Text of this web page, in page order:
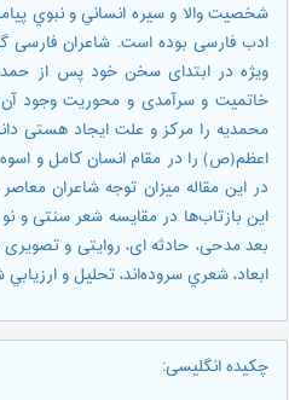
شخصيت والا و سيره‌ انساني و نبوي
ادب فارسی بوده است. شاعران فارسی
ویژه در ابتدای سخن خود پس از
خاتمیت و سرآمدی و محوریت وجود آن
محمدیه را مرکز و علت ايجاد هستی
اعظم(ص) را در مقام انسان کامل و
در این مقاله ميزان توجه شاعران
این بازتاب‌ها در مقایسه شعر سنتی و
بعد مدحی، حادثه ای، روایتی و
ابعاد، شعري سروده‌اند، تحليل و ارزيابي
چکیده انگلیسی: